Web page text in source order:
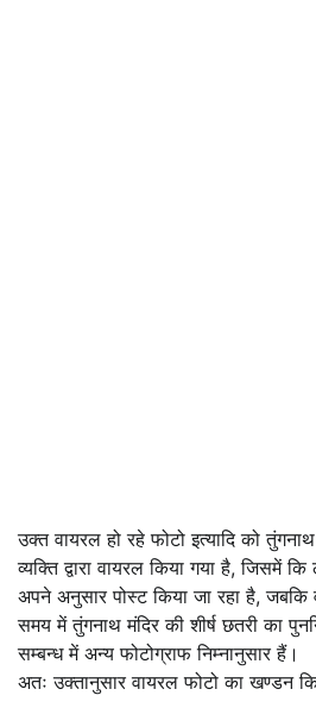
उक्त वायरल हो रहे फोटो इत्यादि को
व्यक्ति द्वारा वायरल किया गया है, जिसमें कि
अपने अनुसार पोस्ट किया जा रहा है, जबकि
समय में तुंगनाथ मंदिर की शीर्ष छतरी का
सम्बन्ध में अन्य फोटोग्राफ निम्नानुसार हैं।
अतः उक्तानुसार वायरल फोटो का खण्डन